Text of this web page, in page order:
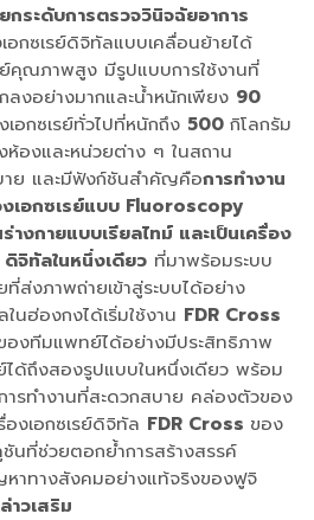
ระดับการตรวจวินิจฉัยอาการ
เอกซเรย์ดิจิทัลแบบเคลื่อนย้ายได้
ย์คุณภาพสูง มีรูปแบบการใช้งานที่
งอย่างมากและน้ำหนักเพียง 90
อกซเรย์ทั่วไปที่หนักถึง 500 กิโลกรัม
ห้องและหน่วยต่าง ๆ ในสถาน
าย และมีฟังก์ชันสำคัญคือการทำงาน
งเอกซเรย์แบบ Fluoroscopy
างกายแบบเรียลไทม์ และเป็นเครื่อง
ดิจิทัลในหนึ่งเดียว ที่มาพร้อมระบบ
ส่งภาพถ่ายเข้าสู่ระบบได้อย่าง
นฮ่องกงได้เริ่มใช้งาน FDR Cross
องทีมแพทย์ได้อย่างมีประสิทธิภาพ
ได้ถึงสองรูปแบบในหนึ่งเดียว พร้อม
รทำงานที่สะดวกสบาย คล่องตัวของ
งเอกซเรย์ดิจิทัล FDR Cross ของ
นที่ช่วยตอกย้ำการสร้างสรรค์
าทางสังคมอย่างแท้จริงของฟูจิ
าวเสริม